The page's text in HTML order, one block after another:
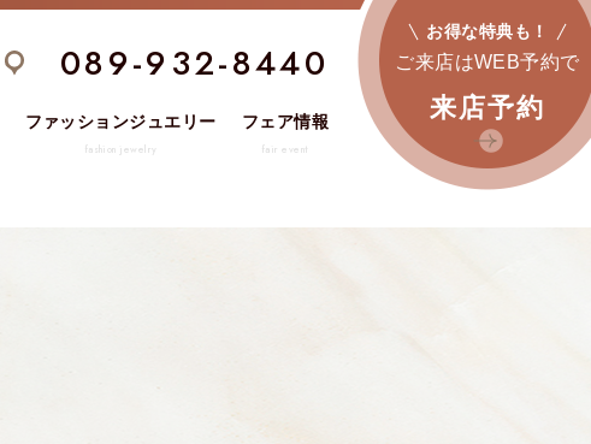
089-932-8440
ファッションジュエリー
fashion jewelry
フェア情報
fair event
お得な特典も！
ご来店はWEB予約で
来店予約